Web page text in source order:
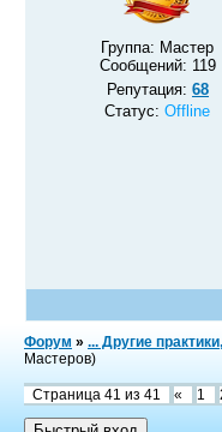
Группа: Мастер
Сообщений: 119
Репутация: 68
Статус:Offline
Форум » ... Другие
Мастеров)
Страница 41 из 41 « 1